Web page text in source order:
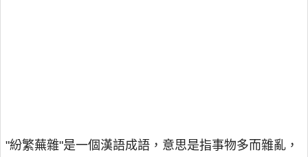
"紛繁蕪雜"是一個漢語成語，意思是指事物多而雜亂，